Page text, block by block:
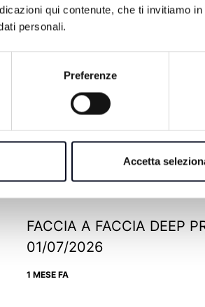
qui contenute, che ti invitiamo
personali.
Preferenze
Accetta
FACCIA A FACCIA
FACCIA A FACCIA DEEP
01/07/2026
1 MESE FA